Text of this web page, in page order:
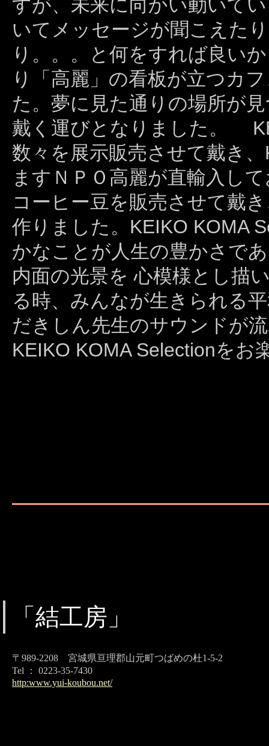
すが、未来に向かい動いて
いてメッセージが聞こえた
り。。。と何をすれば良い
り「高麗」の看板が立つカ
た。夢に見た通りの場所が
戴く運びとなりました。
数々を展示販売させて戴き
ますＮＰＯ高麗が直輸入し
コーヒー豆を販売させて戴
作りました。KEIKO KOMA
かなことが人生の豊かさで
内面の光景を 心模様とし描
る時、みんなが生きられる
だきしん先生のサウンドが
KEIKO KOMA Selectionを
「結工房」
〒989-2208 宮城県亘理郡山元町つばめの杜1-5-2
Tel ： 0223-35-7430
http:www.yui-koubou.net/